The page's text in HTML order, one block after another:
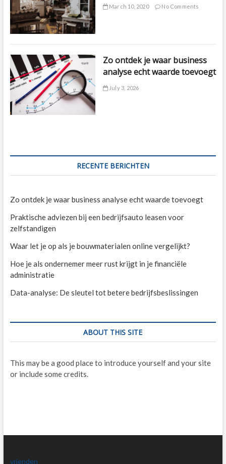
March 10, 2020 No Comments
Zo ontdek je waar business
analyse echt waarde toevoegt
July 3, 2026
RECENTE BERICHTEN
Zo ontdek je waar business analyse echt waarde toevoegt
Praktische adviezen bij een bedrijfsauto leasen voor
zelfstandigen
Waar let je op als je bouwmaterialen online vergelijkt?
Hoe je als ondernemer meer rust krijgt in je financiële
administratie
Data-analyse: De sleutel tot betere bedrijfsbeslissingen
ABOUT THIS SITE
This may be a good place to introduce yourself and your site
or include some credits.
vrienden